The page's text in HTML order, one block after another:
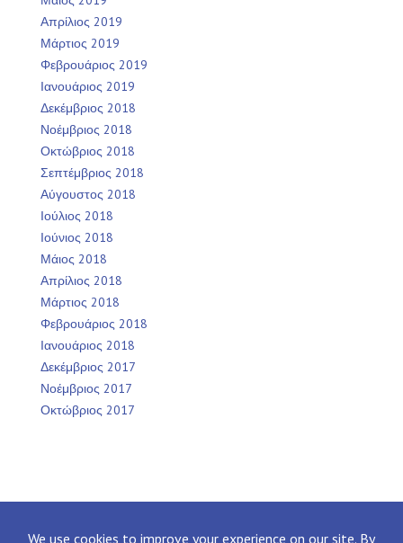
Απρίλιος 2019
Μάρτιος 2019
Φεβρουάριος 2019
Ιανουάριος 2019
Δεκέμβριος 2018
Νοέμβριος 2018
Οκτώβριος 2018
Σεπτέμβριος 2018
Αύγουστος 2018
Ιούλιος 2018
Ιούνιος 2018
Μάιος 2018
Απρίλιος 2018
Μάρτιος 2018
Φεβρουάριος 2018
Ιανουάριος 2018
Δεκέμβριος 2017
Νοέμβριος 2017
Οκτώβριος 2017